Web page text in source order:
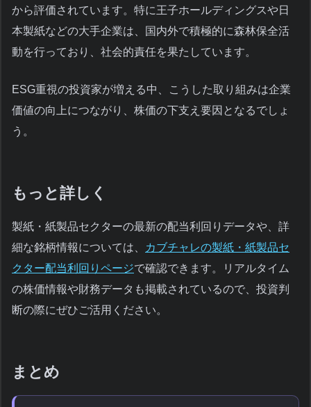
から評価されています。特に王子ホールディングスや日
本製紙などの大手企業は、国内外で積極的に森林保全活
動を行っており、社会的責任を果たしています。
ESG重視の投資家が増える中、こうした取り組みは企業
価値の向上につながり、株価の下支え要因となるでしょ
う。
もっと詳しく
製紙・紙製品セクターの最新の配当利回りデータや、詳
細な銘柄情報については、
カブチャレの製紙・紙製品セ
クター配当利回りページで確認できます。リアルタイム
の株価情報や財務データも掲載されているので、投資判
断の際にぜひご活用ください。
まとめ